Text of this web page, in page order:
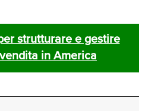
strutturare e gestire
in America